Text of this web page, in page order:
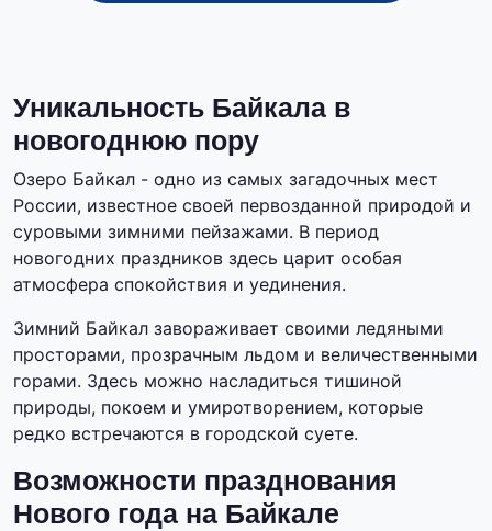
Уникальность Байкала в
новогоднюю пору
Озеро Байкал - одно из самых загадочных мест
России, известное своей первозданной природой и
суровыми зимними пейзажами. В период
новогодних праздников здесь царит особая
атмосфера спокойствия и уединения.
Зимний Байкал завораживает своими ледяными
просторами, прозрачным льдом и величественными
горами. Здесь можно насладиться тишиной
природы, покоем и умиротворением, которые
редко встречаются в городской суете.
Возможности празднования
Нового года на Байкале